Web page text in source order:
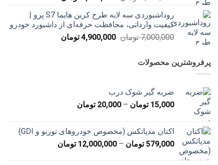
7,000,000 تومان
بود.
است.
روداشبوردی سه‌ لایه طرح کربن هایما S7 پرو |
کیفیت وارداتی، محافظت حرفه‌ای از داشبورد خودرو
7,000,000 تومان قیمت
4,900,000 تومانقیمت
پرفروشترین محصولات
ضربه گیر شوک درب
15,000 تومان –
20,000 تومان
تا
20,000 تومان
اکتان مدپاتکس (مخصوص خودروهای توربو و GDI)
579,000 تومان –
12,000,000 تومان